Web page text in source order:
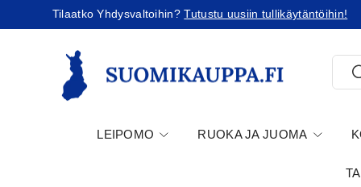
Jatka sisältöön
Tilaatko Yhdysvaltoihin?Tutustu uusiin tullikäytäntöihin!
LEIPOMO RUOKA JA JUOMA